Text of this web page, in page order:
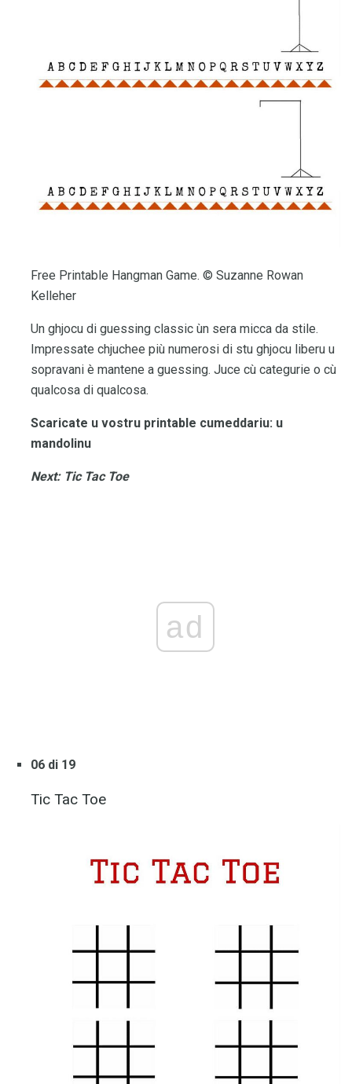
Free Printable Hangman Game. © Suzanne Rowan
Kelleher
Un ghjocu di guessing classic ùn sera micca da stile.
Impressate chjuchee più numerosi di stu ghjocu liberu u
sopravani è mantene a guessing. Juce cù categurie o cù
qualcosa di qualcosa.
Scaricate u vostru printable cumeddariu: u
mandolinu
Next: Tic Tac Toe
ad
06 di 19
Tic Tac Toe